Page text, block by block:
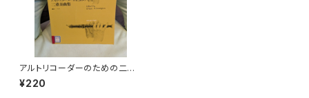
アルトリコーダーのための二重
奏曲集【著者：C.レーヌ、J.バニ
スター、ノード】出版社：全音楽
¥220